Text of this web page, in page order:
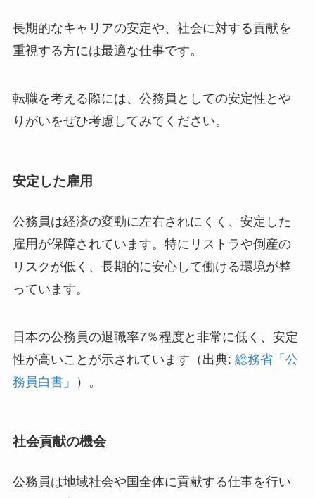
長期的なキャリアの安定や、社会に対する貢献を
重視する方には最適な仕事です。
転職を考える際には、公務員としての安定性とや
りがいをぜひ考慮してみてください。
安定した雇用
公務員は経済の変動に左右されにくく、安定した
雇用が保障されています。特にリストラや倒産の
リスクが低く、長期的に安心して働ける環境が整
っています。
日本の公務員の退職率7％程度と非常に低く、安定
性が高いことが示されています（出典: 総務省「公
務員白書」
）。
社会貢献の機会
公務員は地域社会や国全体に貢献する仕事を行い